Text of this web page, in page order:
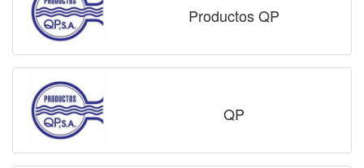
Productos QP
QP